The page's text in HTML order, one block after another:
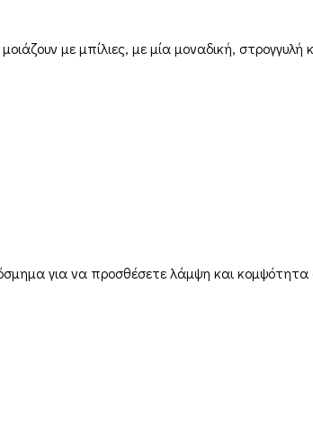
με μπίλιες, με μία μοναδική,
για να προσθέσετε λάμψη και